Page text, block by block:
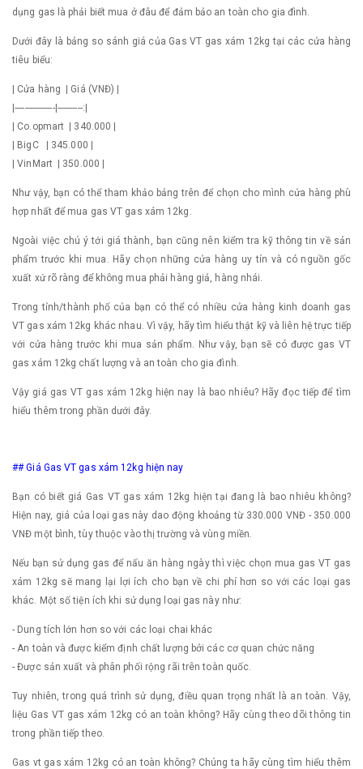
dụng gas là phải biết mua ở đâu để đảm bảo an toàn cho gia đình.
Dưới đây là bảng so sánh giá của Gas VT gas xám 12kg tại các cửa hàng
tiêu biểu:
| Cửa hàng | Giá (VNĐ) |
|----------------|----------:|
| Co.opmart | 340.000 |
| BigC | 345.000 |
| VinMart | 350.000 |
Như vậy, bạn có thể tham khảo bảng trên để chọn cho mình cửa hàng phù
hợp nhất để mua gas VT gas xám 12kg.
Ngoài việc chú ý tới giá thành, bạn cũng nên kiểm tra kỹ thông tin về sản
phẩm trước khi mua. Hãy chọn những cửa hàng uy tín và có nguồn gốc
xuất xứ rõ ràng để không mua phải hàng giả, hàng nhái.
Trong tỉnh/thành phố của bạn có thể có nhiều cửa hàng kinh doanh gas
VT gas xám 12kg khác nhau. Vì vậy, hãy tìm hiểu thật kỹ và liên hệ trực tiếp
với cửa hàng trước khi mua sản phẩm. Như vậy, bạn sẽ có được gas VT
gas xám 12kg chất lượng và an toàn cho gia đình.
Vậy giá gas VT gas xám 12kg hiện nay là bao nhiêu? Hãy đọc tiếp để tìm
hiểu thêm trong phần dưới đây.
## Giá Gas VT gas xám 12kg hiện nay
Bạn có biết giá Gas VT gas xám 12kg hiện tại đang là bao nhiêu không?
Hiện nay, giá của loại gas này dao động khoảng từ 330.000 VNĐ - 350.000
VNĐ một bình, tùy thuộc vào thị trường và vùng miền.
Nếu bạn sử dụng gas để nấu ăn hàng ngày thì việc chọn mua gas VT gas
xám 12kg sẽ mang lại lợi ích cho bạn về chi phí hơn so với các loại gas
khác. Một số tiện ích khi sử dụng loại gas này như:
- Dung tích lớn hơn so với các loại chai khác
- An toàn và được kiểm định chất lượng bởi các cơ quan chức năng
- Được sản xuất và phân phối rộng rãi trên toàn quốc.
Tuy nhiên, trong quá trình sử dụng, điều quan trọng nhất là an toàn. Vậy,
liệu Gas VT gas xám 12kg có an toàn không? Hãy cùng theo dõi thông tin
trong phần tiếp theo.
Gas vt gas xám 12kg có an toàn không? Chúng ta hãy cùng tìm hiểu thêm